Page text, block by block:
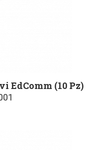
EdComm (10 Pz)